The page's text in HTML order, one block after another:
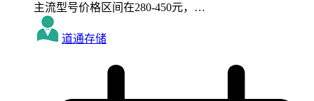
主流型号价格区间在280-450元，…
道通存储